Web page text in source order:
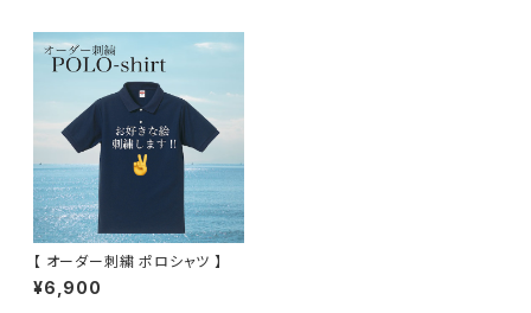
【 オーダー刺繍 ポロシャツ 】
¥6,900